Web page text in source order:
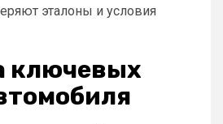
эталоны и условия
ключевых